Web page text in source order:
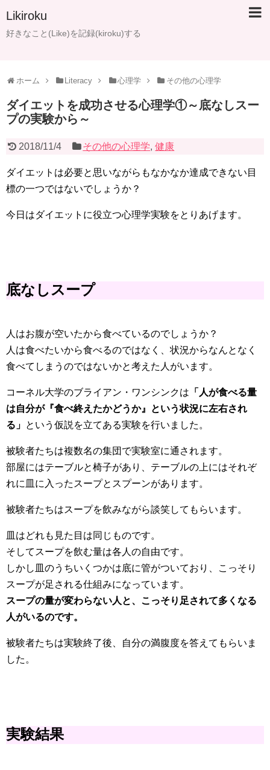
Likiroku
好きなこと(Like)を記録(kiroku)する
ホーム Literacy 心理学 その他の心理学
ダイエットを成功させる心理学①～底なしスー
プの実験から～
2018/11/4 その他の心理学,健康
ダイエットは必要と思いながらもなかなか達成できない目
標の一つではないでしょうか？
今日はダイエットに役立つ心理学実験をとりあげます。
底なしスープ
人はお腹が空いたから食べているのでしょうか？
人は食べたいから食べるのではなく、状況からなんとなく
食べてしまうのではないかと考えた人がいます。
コーネル大学のブライアン・ワンシンクは 「人が食べる量
は自分が『食べ終えたかどうか』という状況に左右され
る」 という仮説を立てある実験を行いました。
被験者たちは複数名の集団で実験室に通されます。
部屋にはテーブルと椅子があり、テーブルの上にはそれぞ
れに皿に入ったスープとスプーンがあります。
被験者たちはスープを飲みながら談笑してもらいます。
皿はどれも見た目は同じものです。
そしてスープを飲む量は各人の自由です。
しかし皿のうちいくつかは底に管がついており、こっそり
スープが足される仕組みになっています。
スープの量が変わらない人と、こっそり足されて多くなる
人がいるのです。
被験者たちは実験終了後、自分の満腹度を答えてもらいま
した。
実験結果